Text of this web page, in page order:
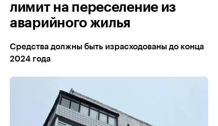
лимит на переселение из
аварийного жилья
Средства должны быть израсходованы до конца
2024 года